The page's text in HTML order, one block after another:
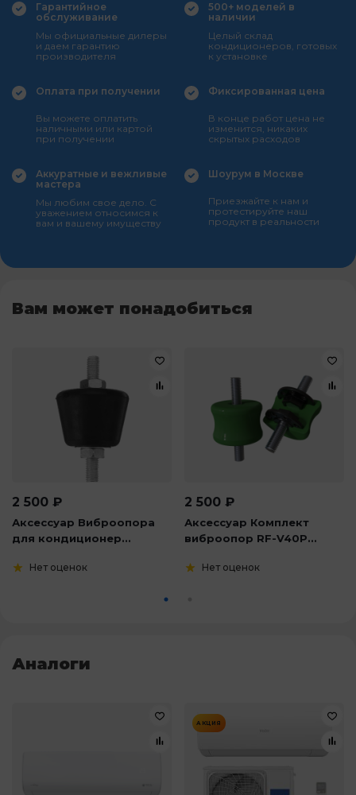
Гарантийное
обслуживание
Мы официальные дилеры
и даем гарантию
производителя
500+ моделей в
наличии
Целый склад
кондиционеров, готовых
к установке
Оплата при получении
Вы можете оплатить
наличными или картой
при получении
Фиксированная цена
В конце работ цена не
изменится, никаких
скрытых расходов
Аккуратные и вежливые
мастера
Мы любим свое дело. С
уважением относимся к
вам и вашему имуществу
Шоурум в Москве
Приезжайте к нам и
протестируйте наш
продукт в реальности
Вам может понадобиться
2 500 ₽
Аксессуар Виброопора
для кондиционер...
Нет оценок
2 500 ₽
Аксессуар Комплект
виброопор RF-V40P...
Нет оценок
Аналоги
АКЦИЯ